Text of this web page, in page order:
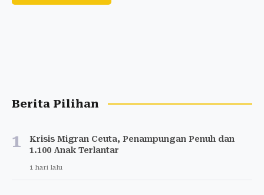
Berita Pilihan
1
Krisis Migran Ceuta, Penampungan Penuh dan
1.100 Anak Terlantar
1 hari lalu